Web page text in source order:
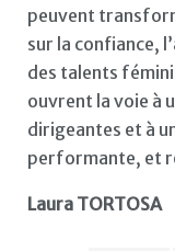
peuvent
sur la confiance,
des talents
ouvrent la voie à
dirigeantes et à
performante, et
Laura TORTOSA